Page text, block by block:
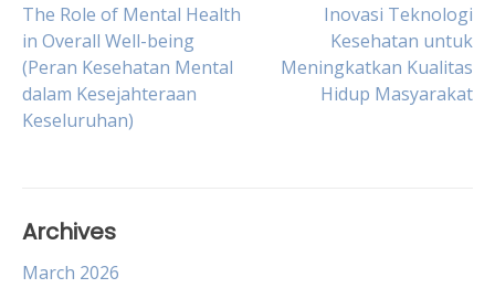
Post
navigation
The Role of Mental Health
in Overall Well-being
(Peran Kesehatan Mental
dalam Kesejahteraan
Keseluruhan)
Inovasi Teknologi
Kesehatan untuk
Meningkatkan Kualitas
Hidup Masyarakat
Archives
March 2026